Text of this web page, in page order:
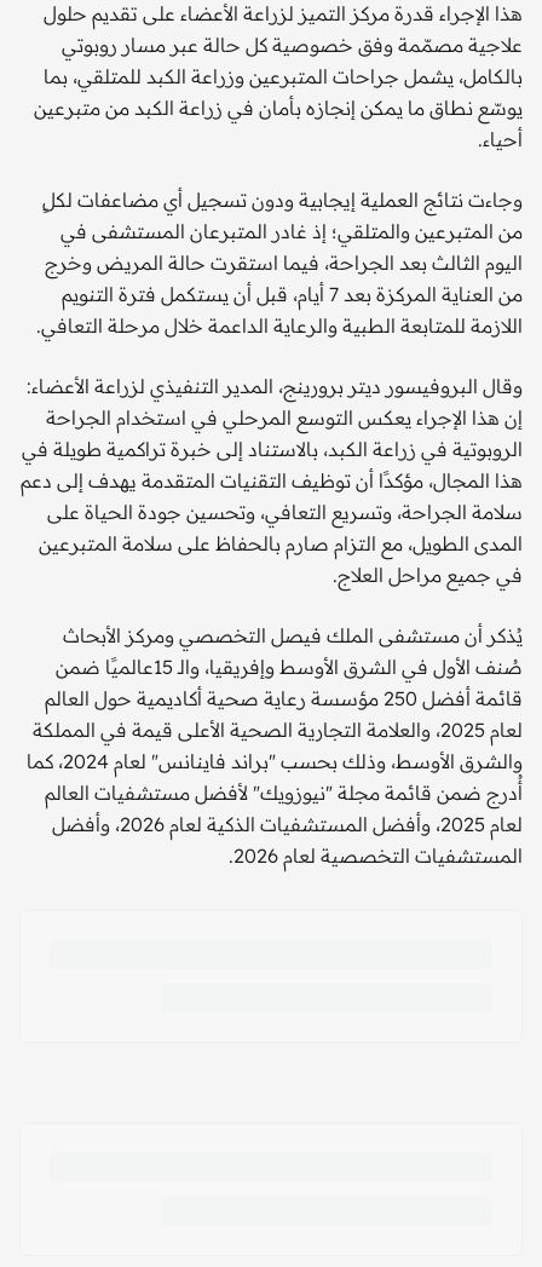
هذا الإجراء قدرة مركز التميز لزراعة الأعضاء على تقديم حلول
علاجية مصمّمة وفق خصوصية كل حالة عبر مسار روبوتي
بالكامل، يشمل جراحات المتبرعين وزراعة الكبد للمتلقي، بما
يوسّع نطاق ما يمكن إنجازه بأمان في زراعة الكبد من متبرعين
أحياء.
وجاءت نتائج العملية إيجابية ودون تسجيل أي مضاعفات لكلٍ
من المتبرعين والمتلقي؛ إذ غادر المتبرعان المستشفى في
اليوم الثالث بعد الجراحة، فيما استقرت حالة المريض وخرج
من العناية المركزة بعد 7 أيام، قبل أن يستكمل فترة التنويم
اللازمة للمتابعة الطبية والرعاية الداعمة خلال مرحلة التعافي.
وقال البروفيسور ديتر برورينج، المدير التنفيذي لزراعة الأعضاء:
إن هذا الإجراء يعكس التوسع المرحلي في استخدام الجراحة
الروبوتية في زراعة الكبد، بالاستناد إلى خبرة تراكمية طويلة في
هذا المجال، مؤكدًا أن توظيف التقنيات المتقدمة يهدف إلى دعم
سلامة الجراحة، وتسريع التعافي، وتحسين جودة الحياة على
المدى الطويل، مع التزام صارم بالحفاظ على سلامة المتبرعين
في جميع مراحل العلاج.
يُذكر أن مستشفى الملك فيصل التخصصي ومركز الأبحاث
صُنف الأول في الشرق الأوسط وإفريقيا، والـ 15عالميًا ضمن
قائمة أفضل 250 مؤسسة رعاية صحية أكاديمية حول العالم
لعام 2025، والعلامة التجارية الصحية الأعلى قيمة في المملكة
والشرق الأوسط، وذلك بحسب "براند فاينانس" لعام 2024، كما
أُدرج ضمن قائمة مجلة "نيوزويك" لأفضل مستشفيات العالم
لعام 2025، وأفضل المستشفيات الذكية لعام 2026، وأفضل
المستشفيات التخصصية لعام 2026.